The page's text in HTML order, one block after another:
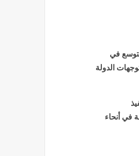
في
الدولة
في أنحاء